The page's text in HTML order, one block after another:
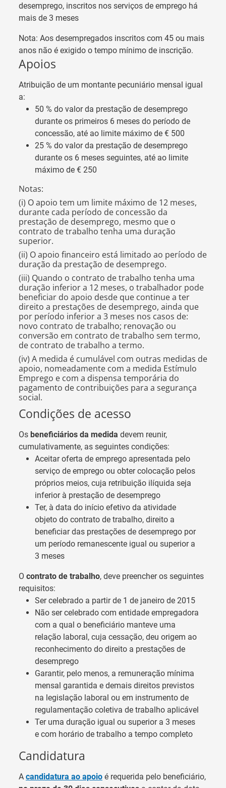
desemprego, inscritos nos serviços de emprego há
mais de 3 meses
Nota: Aos desempregados inscritos com 45 ou mais
anos não é exigido o tempo mínimo de inscrição.
Apoios
Atribuição de um montante pecuniário mensal igual
a:
50 % do valor da prestação de desemprego
durante os primeiros 6 meses do período de
concessão, até ao limite máximo de € 500
25 % do valor da prestação de desemprego
durante os 6 meses seguintes, até ao limite
máximo de € 250
Notas:
(i) O apoio tem um limite máximo de 12 meses,
durante cada período de concessão da
prestação de desemprego, mesmo que o
contrato de trabalho tenha uma duração
superior.
(ii) O apoio financeiro está limitado ao período de
duração da prestação de desemprego.
(iii) Quando o contrato de trabalho tenha uma
duração inferior a 12 meses, o trabalhador pode
beneficiar do apoio desde que continue a ter
direito a prestações de desemprego, ainda que
por período inferior a 3 meses nos casos de:
novo contrato de trabalho; renovação ou
conversão em contrato de trabalho sem termo,
de contrato de trabalho a termo.
(iv) A medida é cumulável com outras medidas de
apoio, nomeadamente com a medida Estímulo
Emprego e com a dispensa temporária do
pagamento de contribuições para a segurança
social.
Condições de acesso
Os beneficiários da medida devem reunir,
cumulativamente, as seguintes condições:
Aceitar oferta de emprego apresentada pelo
serviço de emprego ou obter colocação pelos
próprios meios, cuja retribuição ilíquida seja
inferior à prestação de desemprego
Ter, à data do início efetivo da atividade
objeto do contrato de trabalho, direito a
beneficiar das prestações de desemprego por
um período remanescente igual ou superior a
3 meses
O contrato de trabalho, deve preencher os seguintes
requisitos:
Ser celebrado a partir de 1 de janeiro de 2015
Não ser celebrado com entidade empregadora
com a qual o beneficiário manteve uma
relação laboral, cuja cessação, deu origem ao
reconhecimento do direito a prestações de
desemprego
Garantir, pelo menos, a remuneração mínima
mensal garantida e demais direitos previstos
na legislação laboral ou em instrumento de
regulamentação coletiva de trabalho aplicável
Ter uma duração igual ou superior a 3 meses
e com horário de trabalho a tempo completo
Candidatura
A candidatura ao apoio é requerida pelo beneficiário,